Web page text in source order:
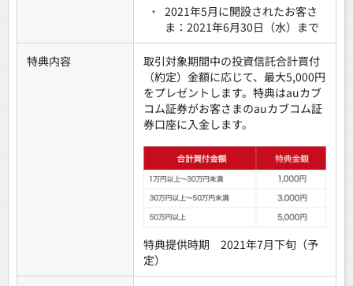
・ 2021年5月に開設されたお客さ
ま：2021年6月30日（水）まで
特典内容
取引対象期間中の投資信託合計買付
（約定）金額に応じて、最大5,000円
をプレゼントします。特典はauカブ
コム証券がお客さまのauカブコム証
券口座に入金します。
特典提供時期 2021年7月下旬（予
定）